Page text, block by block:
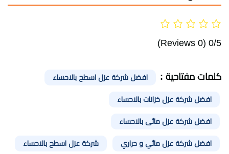
0/5
(0 Reviews)
كلمات مفتاحية : افضل شركة عزل اسطح بالاحساء
افضل شركة عزل خزانات بالاحساء
افضل شركة عزل مائى بالاحساء
افضل شركة عزل مائي و حراري شركة عزل اسطح بالاحساء